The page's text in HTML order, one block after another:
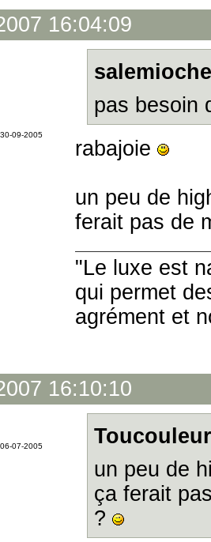
16:04:09
09-2005
pas besoin
rabajoie
un peu de
ferait pas de
"Le luxe est
qui permet
agrément et
16:10:10
07-2005
un peu de
ça ferait
?